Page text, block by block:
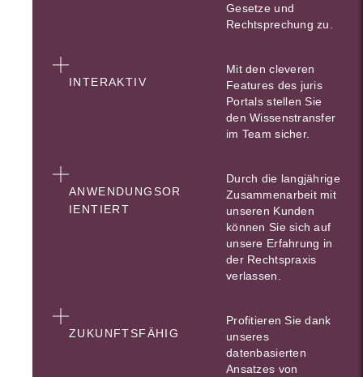
Gesetze und
Rechtsprechung zu.
INTERAKTIV
Mit den cleveren
Features des juris
Portals stellen Sie
den Wissenstransfer
im Team sicher.
ANWENDUNGSOR
IENTIERT
Durch die langjährige
Zusammenarbeit mit
unseren Kunden
können Sie sich auf
unsere Erfahrung in
der Rechtspraxis
verlassen.
ZUKUNFTSFÄHIG
Profitieren Sie dank
unseres
datenbasierten
Ansatzes von